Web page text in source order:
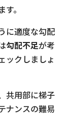
。
に適度な勾配
勾配不足が考
ックしましょ
共用部に梯子
ナンスの難易